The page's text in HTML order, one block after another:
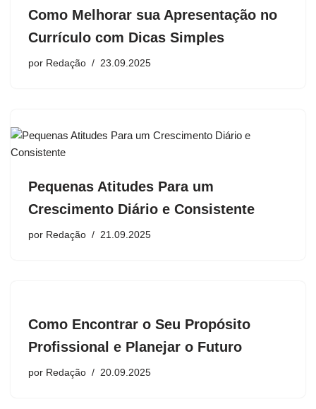
Como Melhorar sua Apresentação no
Currículo com Dicas Simples
por Redação 23.09.2025
Pequenas Atitudes Para um
Crescimento Diário e Consistente
por Redação 21.09.2025
Como Encontrar o Seu Propósito
Profissional e Planejar o Futuro
por Redação 20.09.2025